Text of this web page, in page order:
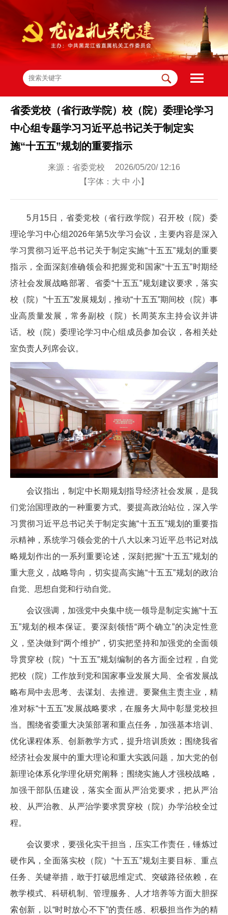
省委党校（省行政学院）校（院）委理论学习
中心组专题学习习近平总书记关于制定实
施“十五五”规划的重要指示
来源：省委党校 2026/05/20/ 12:16
【字体： 大 中 小】
5月15日，省委党校（省行政学院）召开校（院）委
理论学习中心组2026年第5次学习会议，主要内容是深入
学习贯彻习近平总书记关于制定实施“十五五”规划的重要
指示，全面深刻准确领会和把握党和国家“十五五”时期经
济社会发展战略部署、省委“十五五”规划建议要求，落实
校（院）“十五五”发展规划，推动“十五五”期间校（院）事
业高质量发展，常务副校（院）长周英东主持会议并讲
话。校（院）委理论学习中心组成员参加会议，各相关处
室负责人列席会议。
会议指出，制定中长期规划指导经济社会发展，是我
们党治国理政的一种重要方式。要提高政治站位，深入学
习贯彻习近平总书记关于制定实施“十五五”规划的重要指
示精神，系统学习领会党的十八大以来习近平总书记对战
略规划作出的一系列重要论述，深刻把握“十五五”规划的
重大意义，战略导向，切实提高实施“十五五”规划的政治
自觉、思想自觉和行动自觉。
会议强调，加强党中央集中统一领导是制定实施“十五
五”规划的根本保证。要深刻领悟“两个确立”的决定性意
义，坚决做到“两个维护”，切实把坚持和加强党的全面领
导贯穿校（院）“十五五”规划编制的各方面全过程，自觉
把校（院）工作放到党和国家事业发展大局、全省发展战
略布局中去思考、去谋划、去推进。要聚焦主责主业，精
准对标“十五五”发展战略要求，在服务大局中彰显党校担
当。围绕省委重大决策部署和重点任务，加强基本培训、
优化课程体系、创新教学方式，提升培训质效；围绕我省
经济社会发展中的重大理论和重大实践问题，加大党的创
新理论体系化学理化研究阐释；围绕实施人才强校战略，
加强干部队伍建设，落实全面从严治党要求，把从严治
校、从严治教、从严治学要求贯穿校（院）办学治校全过
程。
会议要求，要强化实干担当，压实工作责任，锤炼过
硬作风，全面落实校（院）“十五五”规划主要目标、重点
任务、关键举措，敢于打破思维定式、突破路径依赖，在
教学模式、科研机制、管理服务、人才培养等方面大胆探
索创新，以“时时放心不下”的责任感、积极担当作为的精